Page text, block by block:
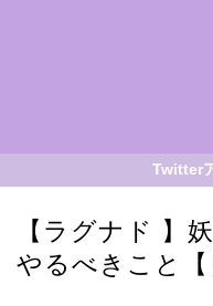
Twitter
【ラグナド 】
やるべきこと【